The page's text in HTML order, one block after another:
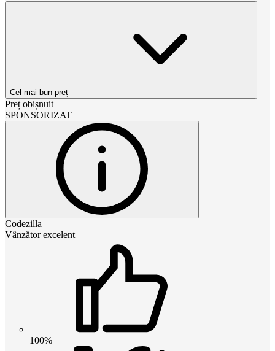
Cel mai bun preț
Preț obișnuit
SPONSORIZAT
Codezilla
Vânzător excelent
100%